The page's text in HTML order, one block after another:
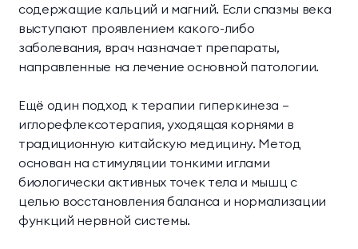
содержащие кальций и магний. Если спазмы века
выступают проявлением какого-либо
заболевания, врач назначает препараты,
направленные на лечение основной патологии.
Ещё один подход к терапии гиперкинеза —
иглорефлексотерапия, уходящая корнями в
традиционную китайскую медицину. Метод
основан на стимуляции тонкими иглами
биологически активных точек тела и мышц с
целью восстановления баланса и нормализации
функций нервной системы.